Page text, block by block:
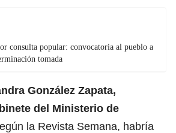
consulta popular: convocatoria al pueblo a
tomada
González Zapata,
del Ministerio de
la Revista Semana, habría